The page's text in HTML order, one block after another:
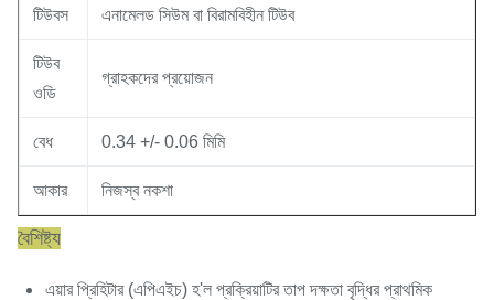
টিউবস এনামেলড সিউম বা বিরামবিহীন টিউব
টিউব
ওডি
গ্রাহকদের প্রয়োজন
বেধ 0.34 +/- 0.06 মিমি
আকার নিজস্ব নকশা
বৈশিষ্ট্য
এয়ার প্রিহিটার (এপিএইচ) হ'ল প্রক্রিয়াটির তাপ দক্ষতা বৃদ্ধির প্রাথমিক